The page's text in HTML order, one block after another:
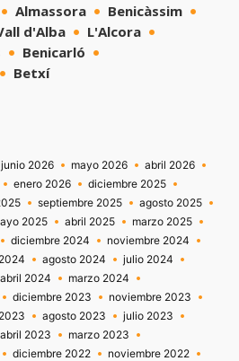
Almassora
Benicàssim
d'Alba
L'Alcora
Benicarló
Betxí
junio 2026 mayo 2026
abril 2026
enero 2026
diciembre 2025
septiembre 2025
agosto 2025
2025 abril 2025
marzo 2025
diciembre 2024
noviembre 2024
agosto 2024
julio 2024
abril 2024
marzo 2024
diciembre 2023
noviembre 2023
agosto 2023
julio 2023
abril 2023
marzo 2023
diciembre 2022
noviembre 2022